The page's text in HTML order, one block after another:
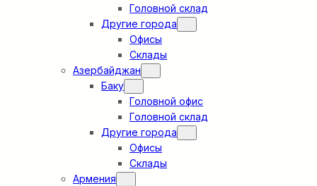
Головной склад
Другие города
Офисы
Склады
Азербайджан
Баку
Головной офис
Головной склад
Другие города
Офисы
Склады
Армения